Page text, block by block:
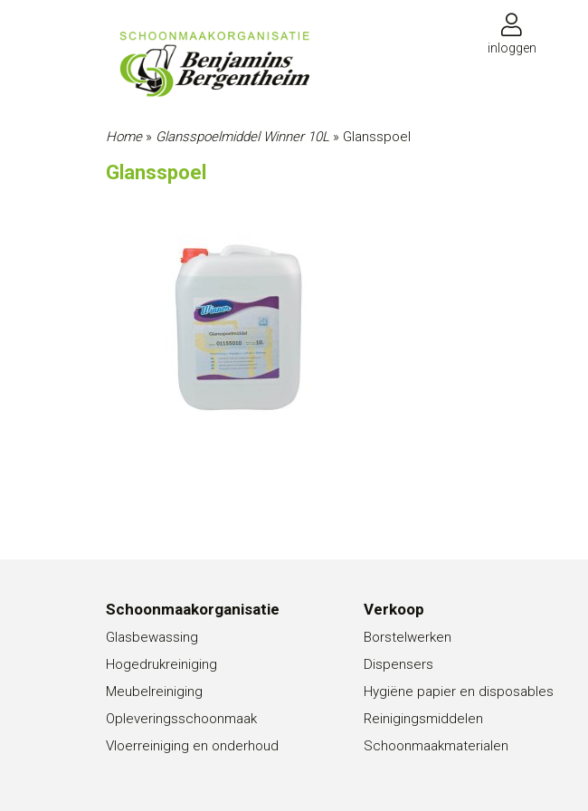
inloggen
Home» Glansspoelmiddel Winner 10L » Glansspoel
Glansspoel
Schoonmaakorganisatie
Glasbewassing
Hogedrukreiniging
Meubelreiniging
Opleveringsschoonmaak
Vloerreiniging en onderhoud
Verkoop
Borstelwerken
Dispensers
Hygiëne papier en disposables
Reinigingsmiddelen
Schoonmaakmaterialen